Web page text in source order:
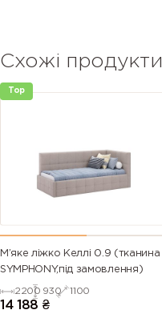
Схожі продукти
Top
М’яке ліжко Келлі 0.9 (тканина
SYMPHONY,під замовлення)
2200 930 1100
14 188 ₴